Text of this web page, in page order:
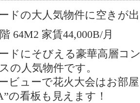
ドの大人気物件に空きが
64M2 家賃44,000B/月
ドにそびえる豪華高層
の人気物件です。
ビューで花火大会はお部
の看板も見えます！